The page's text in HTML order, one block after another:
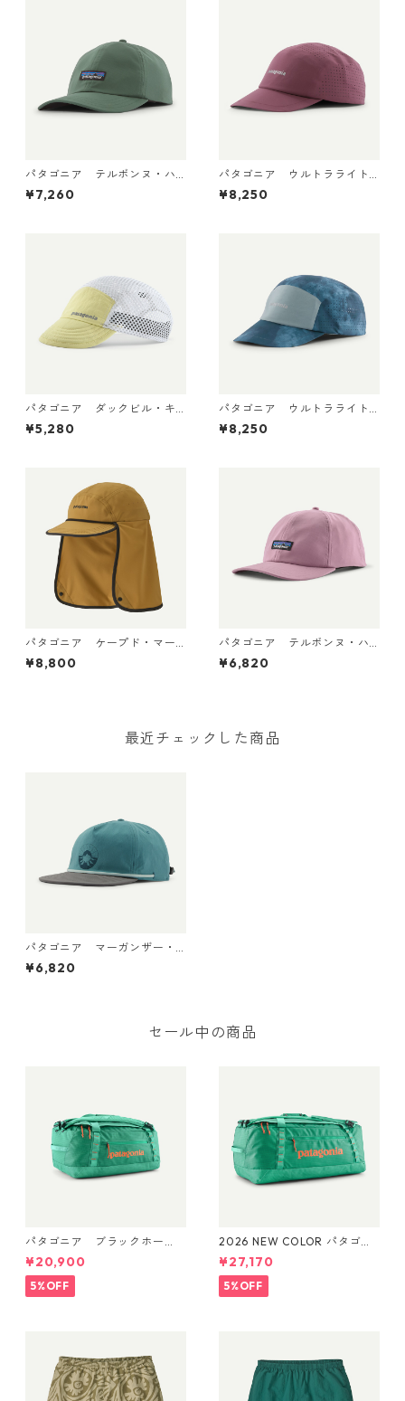
パタゴニア テルボンヌ・ハ
ット (カラー Canopy Gree
n) Patagonia Terrebonne Ha
¥7,260
パタゴニア ウルトラライト
ウェイト・リッジ・ハット 33
590 Berry Fig
¥8,250
パタゴニア ダックビル・キ
ャップ Vellum Green 2881
8 日本正規品
¥5,280
パタゴニア ウルトラライト
ウェイト・リッジ・ハット 33
590 Sastrugi: Summit Blue
¥8,250
パタゴニア ケープド・マー
ガンザー・ハット Bobcat Br
own 33570
¥8,800
パタゴニア テルボンヌ・ハ
ット (カラー Light Violet) P
atagonia Terrebonne Hat 日
¥6,820
最近チェックした商品
パタゴニア マーガンザー・
ハット (カラー Forgotten Is
land: Wetland Blue) Patago
¥6,820
セール中の商品
パタゴニア ブラックホー
ル・ダッフル 40L Aqua Ston
e 49339 日本正規品
¥20,900
5%OFF
2026 NEW COLOR パタゴニ
ア ブラックホール・ダッフ
ル 70L (カラー Aqua Stone)
Patagonia Black Hole® Duff
el 70L 日本正規品 製品番号
¥27,170
5%OFF